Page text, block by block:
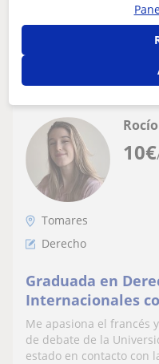
clases de historia
10€
Rocío
Tomares
Derecho
Graduada en
Internacionales
estudiado en el
en Bélgica.
Me apasiona el francés
de debate de la
estado en contacto con